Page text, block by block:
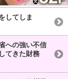
してしま
への強い不信
てきた財務